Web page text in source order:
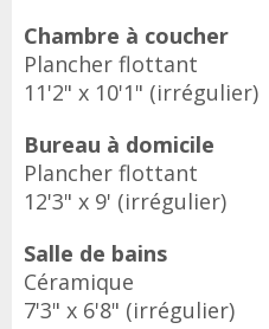
Chambre à coucher
Plancher flottant
11'2" x 10'1" (irrégulier)
Bureau à domicile
Plancher flottant
12'3" x 9' (irrégulier)
Salle de bains
Céramique
7'3" x 6'8" (irrégulier)